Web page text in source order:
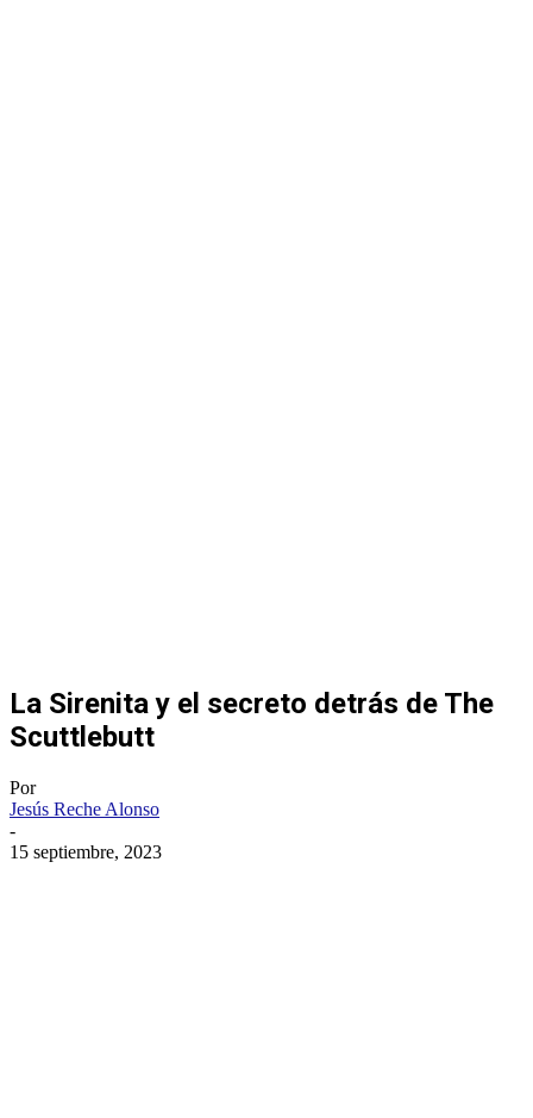
La Sirenita y el secreto detrás de The
Scuttlebutt
Por
Jesús Reche Alonso
-
15 septiembre, 2023